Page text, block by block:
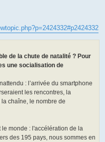
de la chute de natalité ? Pour
une socialisation de
: l’arrivée du smartphone
les rencontres, la
chaîne, le nombre de
monde : l'accélération de la
des 195 pays, nous sommes en